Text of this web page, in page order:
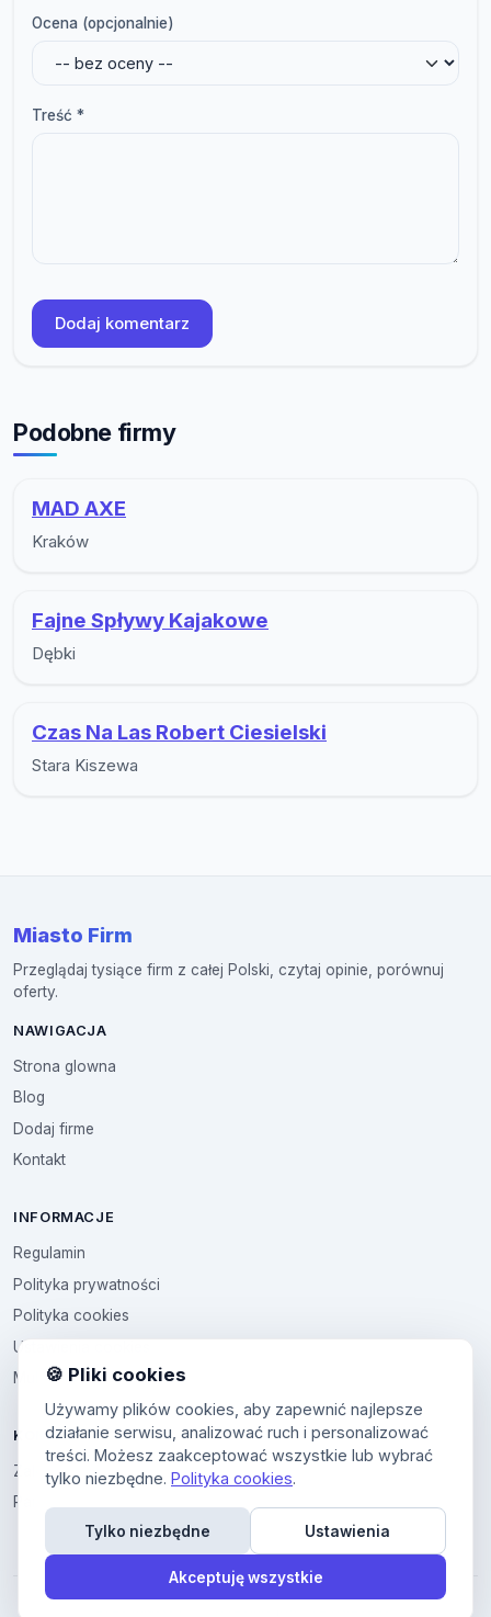
Ocena (opcjonalnie)
Treść *
Dodaj komentarz
Podobne firmy
MAD AXE
Kraków
Fajne Spływy Kajakowe
Dębki
Czas Na Las Robert Ciesielski
Stara Kiszewa
Miasto Firm
Przeglądaj tysiące firm z całej Polski, czytaj opinie, porównuj
oferty.
NAWIGACJA
Strona glowna
Blog
Dodaj firme
Kontakt
INFORMACJE
Regulamin
Polityka prywatności
Polityka cookies
Ustawienia cookies
Multikod
KONTO
Zaloguj sie
Panel uzytkownika
🍪 Pliki cookies
Używamy plików cookies, aby zapewnić najlepsze
działanie serwisu, analizować ruch i personalizować
treści. Możesz zaakceptować wszystkie lub wybrać
tylko niezbędne. Polityka cookies.
Tylko niezbędne Ustawienia
Akceptuję wszystkie